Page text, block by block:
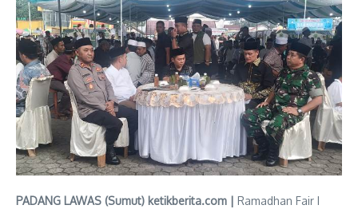
PADANG LAWAS (Sumut) ketikberita.com | Ramadhan Fair I